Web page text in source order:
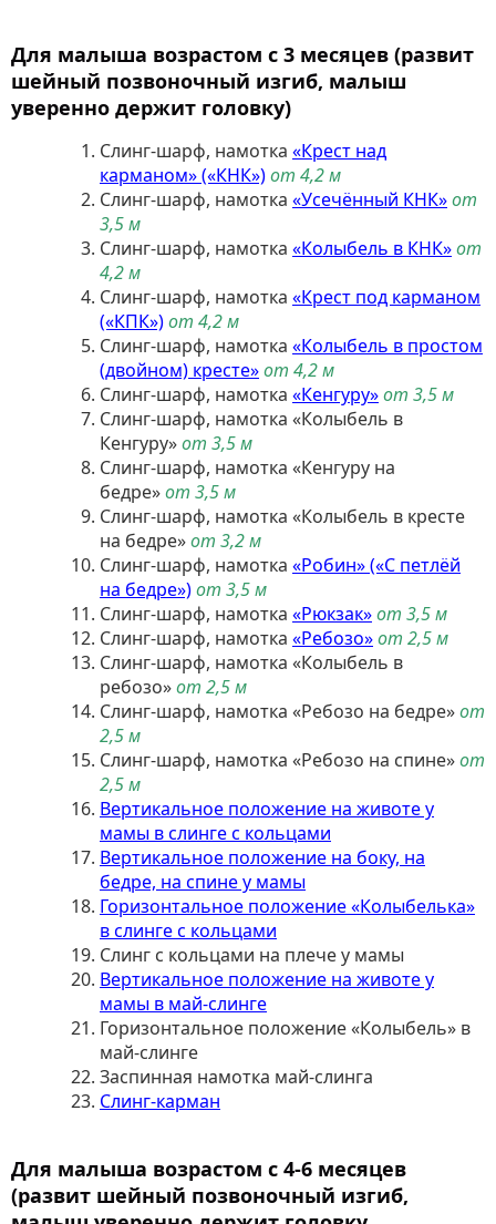
Для малыша возрастом с 3 месяцев (развит
шейный позвоночный изгиб, малыш
уверенно держит головку)
Слинг-шарф, намотка «Крест над
карманом» («КНК»)от 4,2 м
Слинг-шарф, намотка «Усечённый КНК»от
3,5 м
Слинг-шарф, намотка «Колыбель в КНК»от
4,2 м
Слинг-шарф, намотка «Крест под карманом
(«КПК»)от 4,2 м
Слинг-шарф, намотка «Колыбель в простом
(двойном) кресте»от 4,2 м
Слинг-шарф, намотка «Кенгуру»от 3,5 м
Слинг-шарф, намотка «Колыбель в
Кенгуру»от 3,5 м
Слинг-шарф, намотка «Кенгуру на
бедре»от 3,5 м
Слинг-шарф, намотка «Колыбель в кресте
на бедре»от 3,2 м
Слинг-шарф, намотка «Робин» («С петлёй
на бедре»)от 3,5 м
Слинг-шарф, намотка «Рюкзак»от 3,5 м
Слинг-шарф, намотка «Ребозо»от 2,5 м
Слинг-шарф, намотка «Колыбель в
ребозо»от 2,5 м
Слинг-шарф, намотка «Ребозо на бедре»от
2,5 м
Слинг-шарф, намотка «Ребозо на спине»от
2,5 м
Вертикальное положение на животе у
мамы в слинге с кольцами
Вертикальное положение на боку, на
бедре, на спине у мамы
Горизонтальное положение «Колыбелька»
в слинге с кольцами
Слинг с кольцами на плече у мамы
Вертикальное положение на животе у
мамы в май-слинге
Горизонтальное положение «Колыбель» в
май-слинге
Заспинная намотка май-слинга
Слинг-карман
Для малыша возрастом с 4-6 месяцев
(развит шейный позвоночный изгиб,